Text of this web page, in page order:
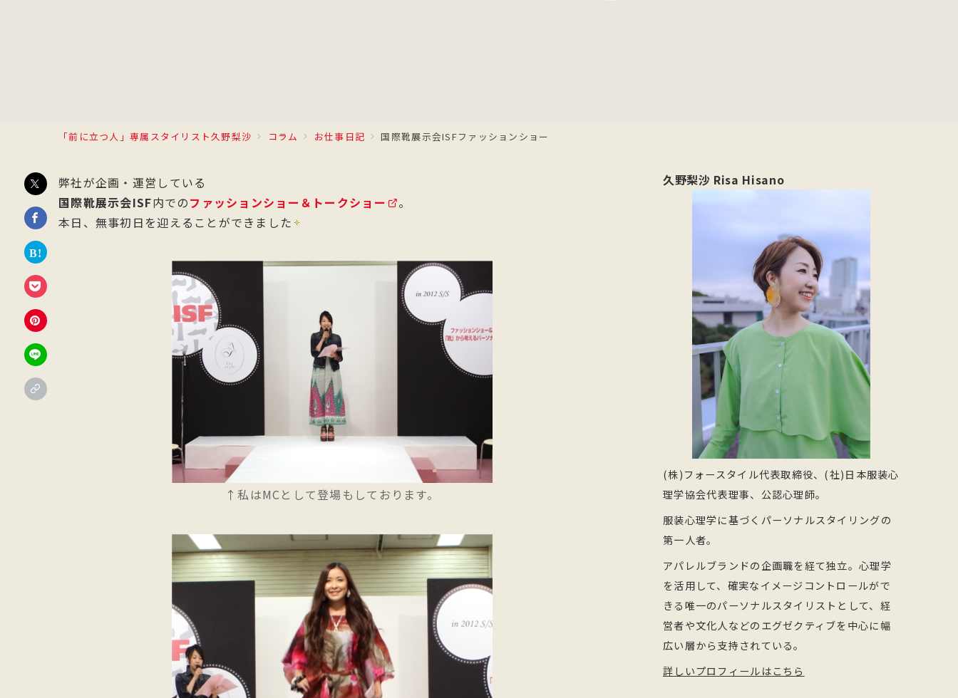
「前に立つ人」専属スタイリスト久野梨沙 コラム お仕事日記 国際靴展示会ISFファッションショー
弊社が企画・運営している
国際靴展示会ISF内でのファッションショー＆トークショー
。
本日、無事初日を迎えることができました
↑私はMCとして登場もしております。
久野梨沙 Risa Hisano
(株)フォースタイル代表取締役、(社)日本服装心
理学協会代表理事、公認心理師。
服装心理学に基づくパーソナルスタイリングの
第一人者。
アパレルブランドの企画職を経て独立。心理学
を活用して、確実なイメージコントロールがで
きる唯一のパーソナルスタイリストとして、経
営者や文化人などのエグゼクティブを中心に幅
広い層から支持されている。
詳しいプロフィールはこちら